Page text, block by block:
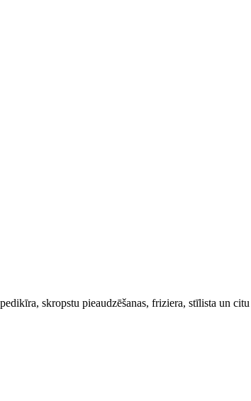
skropstu pieaudzēšanas, friziera, stīlista un